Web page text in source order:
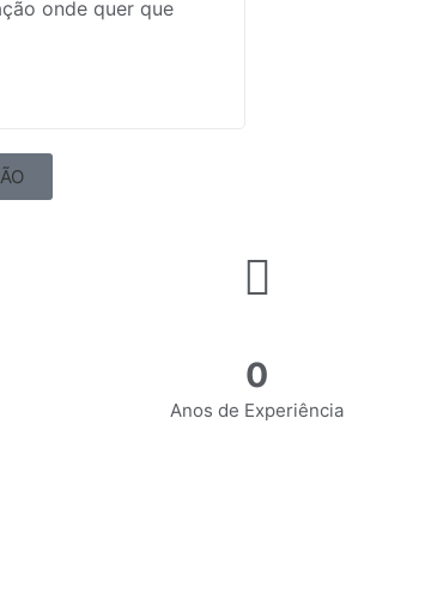
onde quer que
0
Anos de Experiência